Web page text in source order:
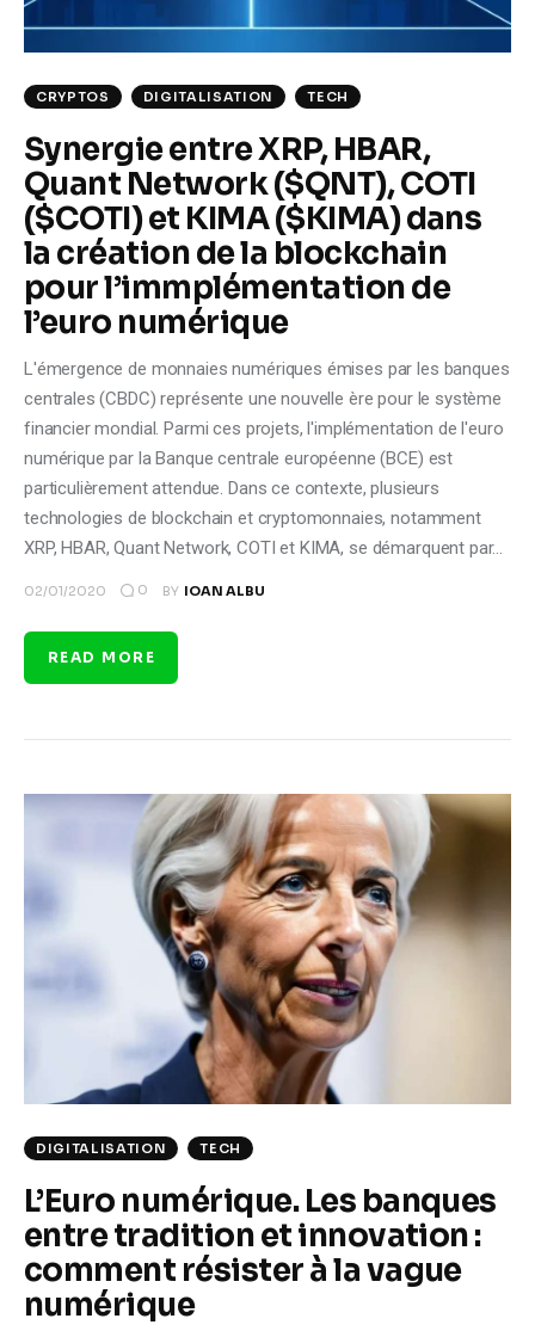
CRYPTOS DIGITALISATION TECH
Synergie entre XRP, HBAR,
Quant Network ($QNT), COTI
($COTI) et KIMA ($KIMA) dans
la création de la blockchain
pour l’immplémentation de
l’euro numérique
L'émergence de monnaies numériques émises par les banques
centrales (CBDC) représente une nouvelle ère pour le système
financier mondial. Parmi ces projets, l'implémentation de l'euro
numérique par la Banque centrale européenne (BCE) est
particulièrement attendue. Dans ce contexte, plusieurs
technologies de blockchain et cryptomonnaies, notamment
XRP, HBAR, Quant Network, COTI et KIMA, se démarquent par…
02/01/2020 0 BY IOAN ALBU
READ MORE
DIGITALISATION TECH
L’Euro numérique. Les banques
entre tradition et innovation :
comment résister à la vague
numérique